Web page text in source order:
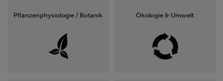
Pflanzenphysiologie / Botanik Ökologie & Umwelt